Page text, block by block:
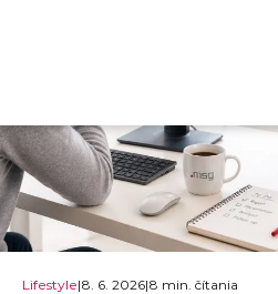
Lifestyle|8. 6. 2026|8 min. čítania